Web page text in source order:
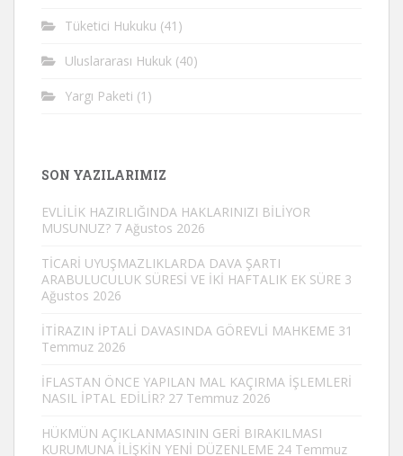
Tüketici Hukuku (41)
Uluslararası Hukuk (40)
Yargı Paketi (1)
SON YAZILARIMIZ
EVLİLİK HAZIRLIĞINDA HAKLARINIZI BİLİYOR
MUSUNUZ? 7 Ağustos 2026
TİCARİ UYUŞMAZLIKLARDA DAVA ŞARTI
ARABULUCULUK SÜRESİ VE İKİ HAFTALIK EK SÜRE 3
Ağustos 2026
İTİRAZIN İPTALİ DAVASINDA GÖREVLİ MAHKEME 31
Temmuz 2026
İFLASTAN ÖNCE YAPILAN MAL KAÇIRMA İŞLEMLERİ
NASIL İPTAL EDİLİR? 27 Temmuz 2026
HÜKMÜN AÇIKLANMASININ GERİ BIRAKILMASI
KURUMUNA İLİŞKİN YENİ DÜZENLEME 24 Temmuz